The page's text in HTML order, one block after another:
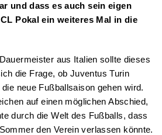
und dass es auch sein eigen
Pokal ein weiteres Mal in die
aus Italien sollte dieses
die Frage, ob Juventus Turin
neue Fußballsaison gehen wird.
auf einen möglichen Abschied,
durch die Welt des Fußballs, dass
den Verein verlassen könnte.